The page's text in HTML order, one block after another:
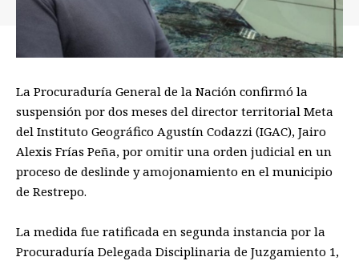
La Procuraduría General de la Nación confirmó la
suspensión por dos meses del director territorial Meta
del Instituto Geográfico Agustín Codazzi (IGAC), Jairo
Alexis Frías Peña, por omitir una orden judicial en un
proceso de deslinde y amojonamiento en el municipio
de Restrepo.
La medida fue ratificada en segunda instancia por la
Procuraduría Delegada Disciplinaria de Juzgamiento 1,